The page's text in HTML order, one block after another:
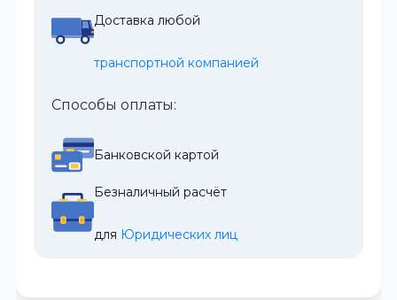
Доставка любой
транспортной компанией
Способы оплаты:
Банковской картой
Безналичный расчёт
для Юридических лиц